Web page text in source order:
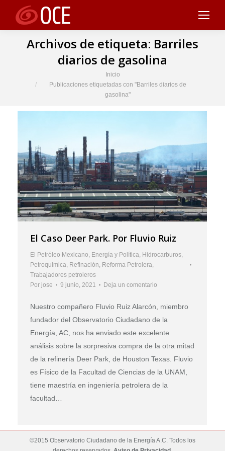
Archivos de etiqueta: Barriles
diarios de gasolina
Inicio
Publicaciones etiquetadas con "Barriles diarios de
gasolina"
El Caso Deer Park. Por Fluvio Ruiz
El Petróleo Mexicano Energía y Política Hidrocarburos
Petroquimica Refinación Reforma Petrolera
Trabajadores petroleros
Por jose 9 junio, 2021 Deja un comentario
Nuestro compañero Fluvio Ruiz Alarcón, miembro
fundador del Observatorio Ciudadano de la
Energía, AC, nos ha enviado este excelente
análisis sobre la sorpresiva compra de la otra mitad
de la refinería Deer Park, de Houston Texas. Fluvio
es Físico de la Facultad de Ciencias de la UNAM,
tiene maestría en ingeniería petrolera de la
facultad…
©2015 Observatorio Ciudadano de la Energía A.C. Todos los